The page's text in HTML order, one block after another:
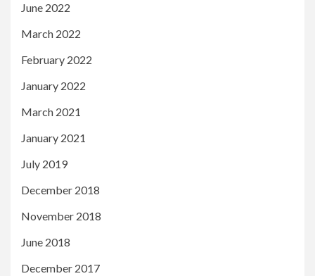
June 2022
March 2022
February 2022
January 2022
March 2021
January 2021
July 2019
December 2018
November 2018
June 2018
December 2017